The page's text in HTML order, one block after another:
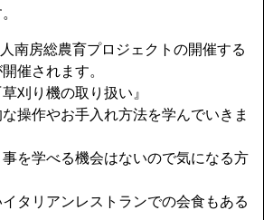
k
南房総農育プロジェクトの開催する
催されます。
刈り機の取り扱い』
操作やお手入れ方法を学んでいきま
を学べる機会はないので気になる方
タリアンレストランでの会食もある